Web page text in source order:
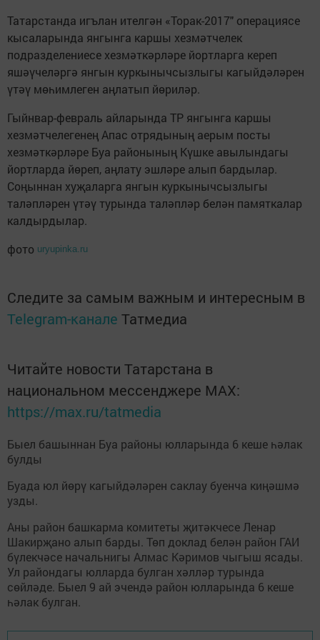
Татарстанда игълан ителгән «Торак-2017" операциясе
кысаларында янгынга каршы хезмәтчелек
подразделениесе хезмәткәрләре йортларга кереп
яшәүчеләргә янгын куркынычсызлыгы кагыйдәләрен
үтәү мөһимлеген аңлатып йөриләр.
Гыйнвар-февраль айларында ТР янгынга каршы
хезмәтчелегенең Апас отрядының аерым посты
хезмәткәрләре Буа районының Күшке авылындагы
йортларда йөреп, аңлату эшләре алып бардылар.
Соңыннан хуҗаларга янгын куркынычсызлыгы
таләпләрен үтәү турында таләпләр белән памяткалар
калдырдылар.
фото uryupinka.ru
Следите за самым важным и интересным в
Telegram-канале Татмедиа
Читайте новости Татарстана в
национальном мессенджере MАХ:
https://max.ru/tatmedia
Быел башыннан Буа районы юлларында 6 кеше һәлак
булды
Буада юл йөрү кагыйдәләрен саклау буенча киңәшмә
узды.
Аны район башкарма комитеты җитәкчесе Ленар
Шакирҗано алып барды. Төп доклад белән район ГАИ
бүлекчәсе начальнигы Алмас Кәримов чыгыш ясады.
Ул райондагы юлларда булган хәлләр турында
сөйләде. Быел 9 ай эчендә район юлларында 6 кеше
һәлак булган.